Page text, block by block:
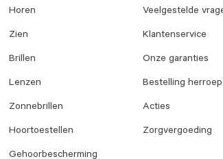
Horen
Zien
Brillen
Lenzen
Zonnebrillen
Hoortoestellen
Gehoorbescherming
Veelgestelde
Klantenservice
Onze garanties
Bestelling
Acties
Zorgvergoeding